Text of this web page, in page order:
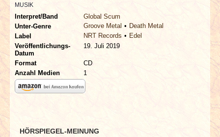
REDAKTION
LINKS
ARCHIV
MUSIK
Interpret/Band
Global Scum
Unter-Genre
Groove Metal
Death Metal
Label
NRT Records
Edel
Veröffentlichungs-
Datum
19. Juli 2019
Format
CD
Anzahl Medien
1
HÖRSPIEGEL-MEINUNG